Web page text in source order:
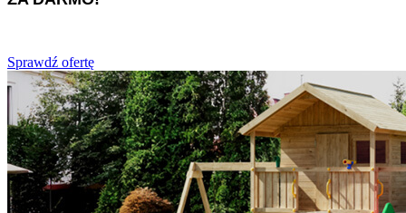
Sprawdź ofertę